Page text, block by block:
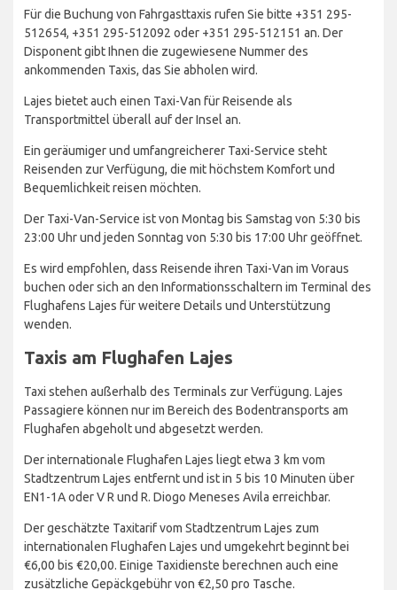
Für die Buchung von Fahrgasttaxis rufen Sie bitte +351 295-
512654, +351 295-512092 oder +351 295-512151 an. Der
Disponent gibt Ihnen die zugewiesene Nummer des
ankommenden Taxis, das Sie abholen wird.
Lajes bietet auch einen Taxi-Van für Reisende als
Transportmittel überall auf der Insel an.
Ein geräumiger und umfangreicherer Taxi-Service steht
Reisenden zur Verfügung, die mit höchstem Komfort und
Bequemlichkeit reisen möchten.
Der Taxi-Van-Service ist von Montag bis Samstag von 5:30 bis
23:00 Uhr und jeden Sonntag von 5:30 bis 17:00 Uhr geöffnet.
Es wird empfohlen, dass Reisende ihren Taxi-Van im Voraus
buchen oder sich an den Informationsschaltern im Terminal des
Flughafens Lajes für weitere Details und Unterstützung
wenden.
Taxis am Flughafen Lajes
Taxi stehen außerhalb des Terminals zur Verfügung. Lajes
Passagiere können nur im Bereich des Bodentransports am
Flughafen abgeholt und abgesetzt werden.
Der internationale Flughafen Lajes liegt etwa 3 km vom
Stadtzentrum Lajes entfernt und ist in 5 bis 10 Minuten über
EN1-1A oder V R und R. Diogo Meneses Avila erreichbar.
Der geschätzte Taxitarif vom Stadtzentrum Lajes zum
internationalen Flughafen Lajes und umgekehrt beginnt bei
€6,00 bis €20,00. Einige Taxidienste berechnen auch eine
zusätzliche Gepäckgebühr von €2,50 pro Tasche.